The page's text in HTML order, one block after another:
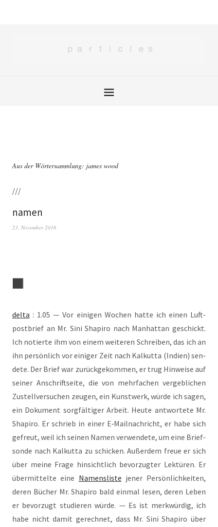
Aus der Wörtersammlung: james wood
///
namen
23. November 2016
del­ta : 1.05 — Vor eini­gen Wochen hat­te ich einen Luft­
post­brief an Mr. Sini Sha­pi­ro nach Man­hat­tan geschickt.
Ich notier­te ihm von einem wei­te­ren Schrei­ben, das ich an
ihn per­sön­lich vor eini­ger Zeit nach Kal­kut­ta (Indi­en) sen­
de­te. Der Brief war zurück­ge­kom­men, er trug Hin­wei­se auf
sei­ner Anschrift­sei­te, die von mehr­fa­chen ver­geb­li­chen
Zustell­ver­su­chen zeu­gen, ein Kunst­werk, wür­de ich sagen,
ein Doku­ment sorg­fäl­ti­ger Arbeit. Heu­te ant­wor­te­te Mr.
Sha­pi­ro. Er schrieb in einer E‑Mailnachricht, er habe sich
gefreut, weil ich sei­nen Namen ver­wen­de­te, um eine Brief­
son­de nach Kal­kut­ta zu schi­cken. Außer­dem freue er sich
über mei­ne Fra­ge hin­sicht­lich bevor­zug­ter Lek­tü­ren. Er
über­mit­tel­te eine Namens­lis­te jener Per­sön­lich­kei­ten,
deren Bücher Mr. Sha­pi­ro bald ein­mal lesen, deren Leben
er bevor­zugt stu­die­ren wür­de. — Es ist merk­wür­dig, ich
habe nicht damit gerech­net, dass Mr. Sini Sha­pi­ro über